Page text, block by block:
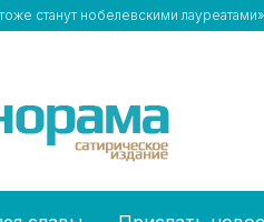
станут нобелевскими лауреатами»